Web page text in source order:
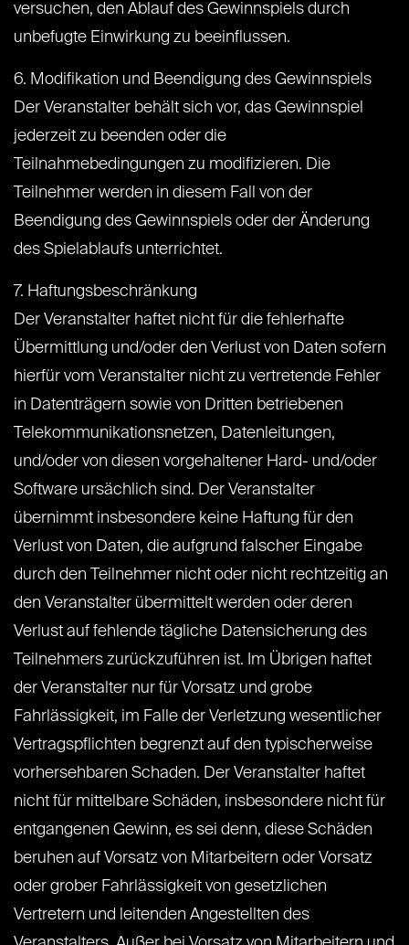
versuchen, den Ablauf des Gewinnspiels durch
unbefugte Einwirkung zu beeinflussen.
6. Modifikation und Beendigung des Gewinnspiels
Der Veranstalter behält sich vor, das Gewinnspiel
jederzeit zu beenden oder die
Teilnahmebedingungen zu modifizieren. Die
Teilnehmer werden in diesem Fall von der
Beendigung des Gewinnspiels oder der Änderung
des Spielablaufs unterrichtet.
7. Haftungsbeschränkung
Der Veranstalter haftet nicht für die fehlerhafte
Übermittlung und/oder den Verlust von Daten sofern
hierfür vom Veranstalter nicht zu vertretende Fehler
in Datenträgern sowie von Dritten betriebenen
Telekommunikationsnetzen, Datenleitungen,
und/oder von diesen vorgehaltener Hard- und/oder
Software ursächlich sind. Der Veranstalter
übernimmt insbesondere keine Haftung für den
Verlust von Daten, die aufgrund falscher Eingabe
durch den Teilnehmer nicht oder nicht rechtzeitig an
den Veranstalter übermittelt werden oder deren
Verlust auf fehlende tägliche Datensicherung des
Teilnehmers zurückzuführen ist. Im Übrigen haftet
der Veranstalter nur für Vorsatz und grobe
Fahrlässigkeit, im Falle der Verletzung wesentlicher
Vertragspflichten begrenzt auf den typischerweise
vorhersehbaren Schaden. Der Veranstalter haftet
nicht für mittelbare Schäden, insbesondere nicht für
entgangenen Gewinn, es sei denn, diese Schäden
beruhen auf Vorsatz von Mitarbeitern oder Vorsatz
oder grober Fahrlässigkeit von gesetzlichen
Vertretern und leitenden Angestellten des